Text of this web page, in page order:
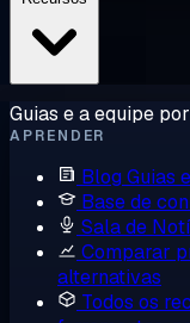
Guias e a equipe
APRENDER
Blog Guias
Base de
Sala de
Comparar
alternativas
Todos os